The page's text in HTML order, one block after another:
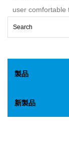
user comfortable
製品
新製品